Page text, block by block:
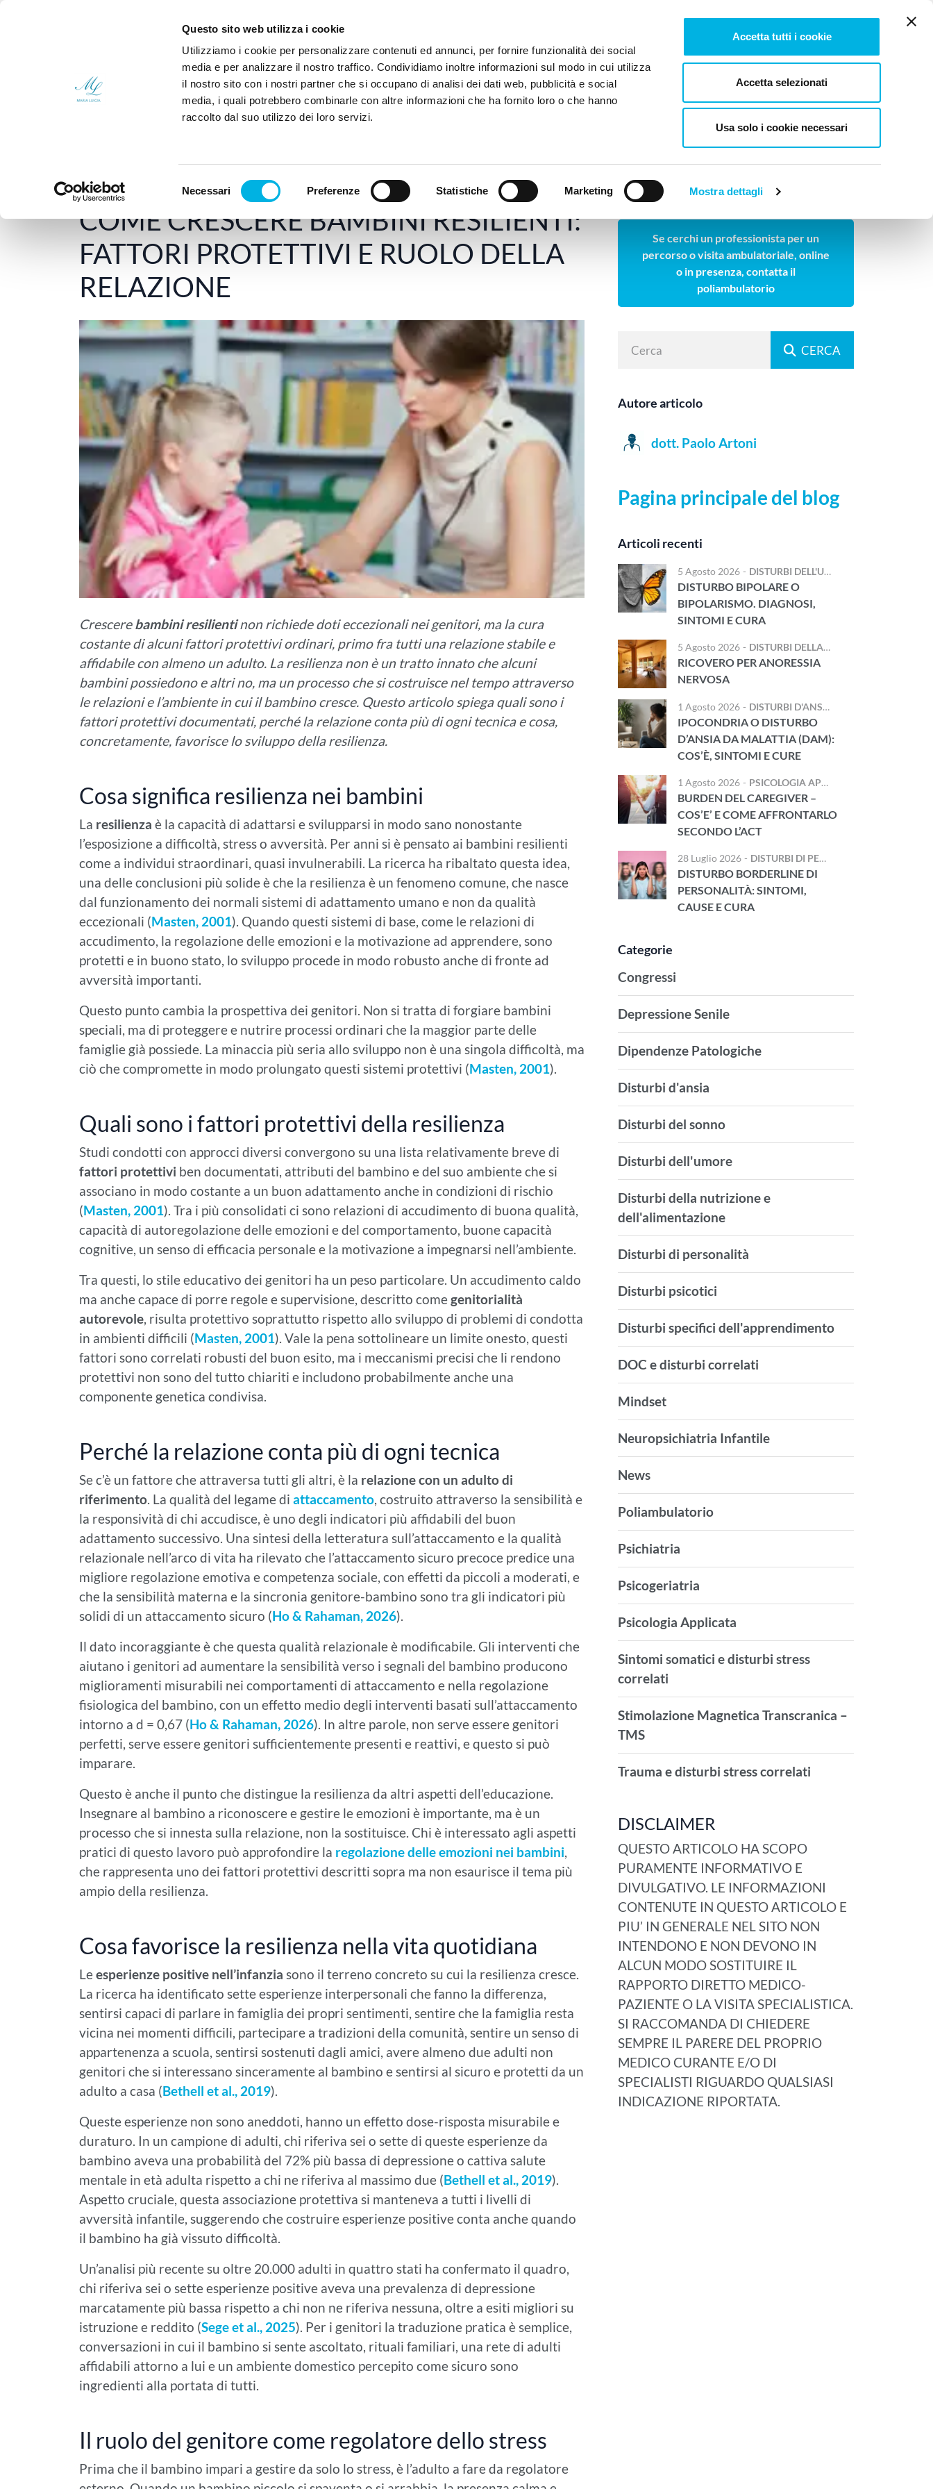
Questo sito web utilizza i cookie
Utilizziamo i cookie per personalizzare contenuti ed annunci, per fornire funzionalità dei social
media e per analizzare il nostro traffico. Condividiamo inoltre informazioni sul modo in cui utilizza
il nostro sito con i nostri partner che si occupano di analisi dei dati web, pubblicità e social
media, i quali potrebbero combinarle con altre informazioni che ha fornito loro o che hanno
raccolto dal suo utilizzo dei loro servizi.
Necessari Preferenze Statistiche Marketing Mostra dettagli
Accetta tutti i cookie
Accetta selezionati
Usa solo i cookie necessari
Tesi e pubblicazioni Lavora con noi Newsletter
Poliambulatorio rTMS Blog
6 Febbraio 2015 PSICOLOGIA APPLICATA
COME CRESCERE BAMBINI RESILIENTI:
FATTORI PROTETTIVI E RUOLO DELLA
RELAZIONE
Crescerebambini resilientinon richiede doti eccezionali nei genitori, ma la cura
costante di alcuni fattori protettivi ordinari, primo fra tutti una relazione stabile e
affidabile con almeno un adulto. La resilienza non è un tratto innato che alcuni
bambini possiedono e altri no, ma un processo che si costruisce nel tempo attraverso
le relazioni e l’ambiente in cui il bambino cresce. Questo articolo spiega quali sono i
fattori protettivi documentati, perché la relazione conta più di ogni tecnica e cosa,
concretamente, favorisce lo sviluppo della resilienza.
Cosa significa resilienza nei bambini
La resilienza è la capacità di adattarsi e svilupparsi in modo sano nonostante
l’esposizione a difficoltà, stress o avversità. Per anni si è pensato ai bambini resilienti
come a individui straordinari, quasi invulnerabili. La ricerca ha ribaltato questa idea,
una delle conclusioni più solide è che la resilienza è un fenomeno comune, che nasce
dal funzionamento dei normali sistemi di adattamento umano e non da qualità
eccezionali (Masten, 2001). Quando questi sistemi di base, come le relazioni di
accudimento, la regolazione delle emozioni e la motivazione ad apprendere, sono
protetti e in buono stato, lo sviluppo procede in modo robusto anche di fronte ad
avversità importanti.
Questo punto cambia la prospettiva dei genitori. Non si tratta di forgiare bambini
speciali, ma di proteggere e nutrire processi ordinari che la maggior parte delle
famiglie già possiede. La minaccia più seria allo sviluppo non è una singola difficoltà, ma
ciò che compromette in modo prolungato questi sistemi protettivi (Masten, 2001).
Quali sono i fattori protettivi della resilienza
Studi condotti con approcci diversi convergono su una lista relativamente breve di
fattori protettivi ben documentati, attributi del bambino e del suo ambiente che si
associano in modo costante a un buon adattamento anche in condizioni di rischio
(Masten, 2001). Tra i più consolidati ci sono relazioni di accudimento di buona qualità,
capacità di autoregolazione delle emozioni e del comportamento, buone capacità
cognitive, un senso di efficacia personale e la motivazione a impegnarsi nell’ambiente.
Tra questi, lo stile educativo dei genitori ha un peso particolare. Un accudimento caldo
ma anche capace di porre regole e supervisione, descritto comegenitorialità
autorevole, risulta protettivo soprattutto rispetto allo sviluppo di problemi di condotta
in ambienti difficili (Masten, 2001). Vale la pena sottolineare un limite onesto, questi
fattori sono correlati robusti del buon esito, ma i meccanismi precisi che li rendono
protettivi non sono del tutto chiariti e includono probabilmente anche una
componente genetica condivisa.
Perché la relazione conta più di ogni tecnica
Se c’è un fattore che attraversa tutti gli altri, è la relazione con un adulto di
riferimento. La qualità del legame di attaccamento, costruito attraverso la sensibilità e
la responsività di chi accudisce, è uno degli indicatori più affidabili del buon
adattamento successivo. Una sintesi della letteratura sull’attaccamento e la qualità
relazionale nell’arco di vita ha rilevato che l’attaccamento sicuro precoce predice una
migliore regolazione emotiva e competenza sociale, con effetti da piccoli a moderati, e
che la sensibilità materna e la sincronia genitore-bambino sono tra gli indicatori più
solidi di un attaccamento sicuro (Ho & Rahaman, 2026).
Il dato incoraggiante è che questa qualità relazionale è modificabile. Gli interventi che
aiutano i genitori ad aumentare la sensibilità verso i segnali del bambino producono
miglioramenti misurabili nei comportamenti di attaccamento e nella regolazione
fisiologica del bambino, con un effetto medio degli interventi basati sull’attaccamento
intorno a d = 0,67 (Ho & Rahaman, 2026). In altre parole, non serve essere genitori
perfetti, serve essere genitori sufficientemente presenti e reattivi, e questo si può
imparare.
Questo è anche il punto che distingue la resilienza da altri aspetti dell’educazione.
Insegnare al bambino a riconoscere e gestire le emozioni è importante, ma è un
processo che si innesta sulla relazione, non la sostituisce. Chi è interessato agli aspetti
pratici di questo lavoro può approfondire la regolazione delle emozioni nei bambini,
che rappresenta uno dei fattori protettivi descritti sopra ma non esaurisce il tema più
ampio della resilienza.
Cosa favorisce la resilienza nella vita quotidiana
Leesperienze positive nell’infanzia sono il terreno concreto su cui la resilienza cresce.
La ricerca ha identificato sette esperienze interpersonali che fanno la differenza,
sentirsi capaci di parlare in famiglia dei propri sentimenti, sentire che la famiglia resta
vicina nei momenti difficili, partecipare a tradizioni della comunità, sentire un senso di
appartenenza a scuola, sentirsi sostenuti dagli amici, avere almeno due adulti non
genitori che si interessano sinceramente al bambino e sentirsi al sicuro e protetti da un
adulto a casa (Bethell et al., 2019).
Queste esperienze non sono aneddoti, hanno un effetto dose-risposta misurabile e
duraturo. In un campione di adulti, chi riferiva sei o sette di queste esperienze da
bambino aveva una probabilità del 72% più bassa di depressione o cattiva salute
mentale in età adulta rispetto a chi ne riferiva al massimo due (Bethell et al., 2019).
Aspetto cruciale, questa associazione protettiva si manteneva a tutti i livelli di
avversità infantile, suggerendo che costruire esperienze positive conta anche quando
il bambino ha già vissuto difficoltà.
Un’analisi più recente su oltre 20.000 adulti in quattro stati ha confermato il quadro,
chi riferiva sei o sette esperienze positive aveva una prevalenza di depressione
marcatamente più bassa rispetto a chi non ne riferiva nessuna, oltre a esiti migliori su
istruzione e reddito (Sege et al., 2025). Per i genitori la traduzione pratica è semplice,
conversazioni in cui il bambino si sente ascoltato, rituali familiari, una rete di adulti
affidabili attorno a lui e un ambiente domestico percepito come sicuro sono
ingredienti alla portata di tutti.
Il ruolo del genitore come regolatore dello stress
Prima che il bambino impari a gestire da solo lo stress, è l’adulto a fare da regolatore
Cerchi un professionista ambulatoriale?
Se cerchi un professionista per un
percorso o visita ambulatoriale, online
o in presenza, contatta il
poliambulatorio
CERCA
Autore articolo
dott. Paolo Artoni
Pagina principale del blog
Articoli recenti
5 Agosto 2026 - DISTURBI DELL'UMORE
DISTURBO BIPOLARE O
BIPOLARISMO. DIAGNOSI,
SINTOMI E CURA
5 Agosto 2026 - DISTURBI DELLA NUTRIZIONE E DELL'ALIMENTAZIONE
RICOVERO PER ANORESSIA
NERVOSA
1 Agosto 2026 - DISTURBI D'ANSIA
IPOCONDRIA O DISTURBO
D’ANSIA DA MALATTIA (DAM):
COS’È, SINTOMI E CURE
1 Agosto 2026 - PSICOLOGIA APPLICATA
BURDEN DEL CAREGIVER –
COS’E’ E COME AFFRONTARLO
SECONDO L’ACT
28 Luglio 2026 - DISTURBI DI PERSONALITÀ
DISTURBO BORDERLINE DI
PERSONALITÀ: SINTOMI,
CAUSE E CURA
Categorie
Congressi
Depressione Senile
Dipendenze Patologiche
Disturbi d'ansia
Disturbi del sonno
Disturbi dell'umore
Disturbi della nutrizione e
dell'alimentazione
Disturbi di personalità
Disturbi psicotici
Disturbi specifici dell'apprendimento
DOC e disturbi correlati
Mindset
Neuropsichiatria Infantile
News
Poliambulatorio
Psichiatria
Psicogeriatria
Psicologia Applicata
Sintomi somatici e disturbi stress
correlati
Stimolazione Magnetica Transcranica –
TMS
Trauma e disturbi stress correlati
DISCLAIMER
QUESTO ARTICOLO HA SCOPO
PURAMENTE INFORMATIVO E
DIVULGATIVO. LE INFORMAZIONI
CONTENUTE IN QUESTO ARTICOLO E
PIU’ IN GENERALE NEL SITO NON
INTENDONO E NON DEVONO IN
ALCUN MODO SOSTITUIRE IL
RAPPORTO DIRETTO MEDICO-
PAZIENTE O LA VISITA SPECIALISTICA.
SI RACCOMANDA DI CHIEDERE
SEMPRE IL PARERE DEL PROPRIO
MEDICO CURANTE E/O DI
SPECIALISTI RIGUARDO QUALSIASI
INDICAZIONE RIPORTATA.